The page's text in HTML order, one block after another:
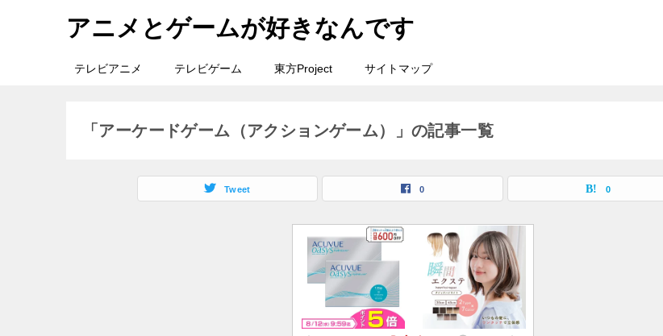
アニメとゲームが好きなんです
テレビアニメ テレビゲーム 東方Project サイトマップ
「アーケードゲーム（アクションゲーム）」の記事一覧
Tweet 0 0